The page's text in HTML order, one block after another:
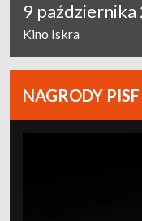
9
Kino Iskra
NAGRODY PISF